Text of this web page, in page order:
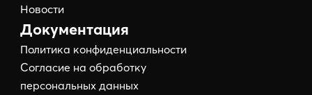
Новости
Документация
Политика конфиденциальности
Согласие на обработку
персональных данных